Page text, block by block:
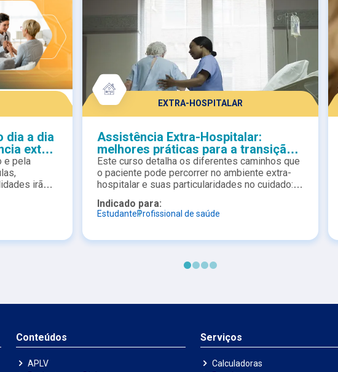
dia a dia
extra-
e pela
irão
extra
EXTRA-HOSPITALAR
Assistência Extra-Hospitalar:
melhores práticas para a transição
segura
Este curso detalha os diferentes caminhos que
o paciente pode percorrer no ambiente extra-
hospitalar e suas particularidades no cuidado:
com Home Care e residenciais para idosos.
Indicado para:
EstudanteProfissional de saúde
Conteúdos
APLV
Serviços
Calculadoras